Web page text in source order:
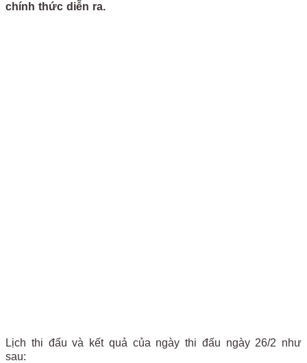
chính thức diễn ra.
Lịch thi đấu và kết quả của ngày thi đấu ngày 26/2 như
sau: